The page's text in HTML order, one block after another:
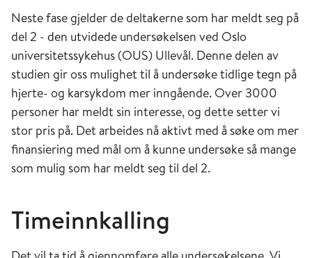
Neste fase gjelder de deltakerne som har meldt seg på
del 2 - den utvidede undersøkelsen ved Oslo
universitetssykehus (OUS) Ullevål. Denne delen av
studien gir oss mulighet til å undersøke tidlige tegn på
hjerte- og karsykdom mer inngående. Over 3000
personer har meldt sin interesse, og dette setter vi
stor pris på. Det arbeides nå aktivt med å søke om mer
finansiering med mål om å kunne undersøke så mange
som mulig som har meldt seg til del 2.
Timeinnkalling